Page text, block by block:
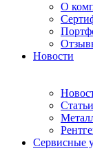
О
Новости
Статьи
Сервисные